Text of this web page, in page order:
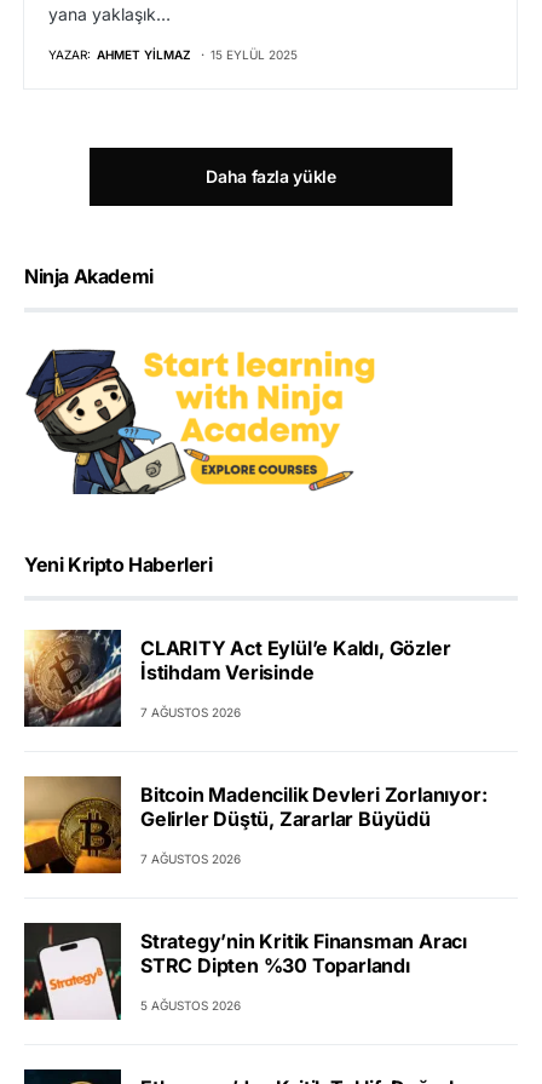
yana yaklaşık…
YAZAR: AHMET YILMAZ 15 EYLÜL 2025
Daha fazla yükle
Ninja Akademi
Yeni Kripto Haberleri
CLARITY Act Eylül’e Kaldı, Gözler
İstihdam Verisinde
7 AĞUSTOS 2026
Bitcoin Madencilik Devleri Zorlanıyor:
Gelirler Düştü, Zararlar Büyüdü
7 AĞUSTOS 2026
Strategy’nin Kritik Finansman Aracı
STRC Dipten %30 Toparlandı
5 AĞUSTOS 2026